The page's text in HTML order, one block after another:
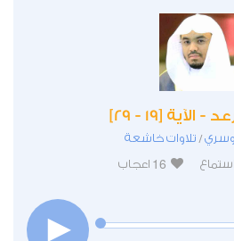
الآية [19 - 29]
/ تلاوات خاشعة
استماع 16 اعجاب